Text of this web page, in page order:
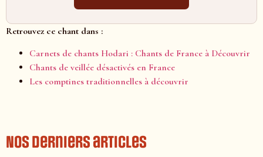
Retrouvez ce chant dans :
Carnets de chants Hodari : Chants de France à Découvrir
Chants de veillée désactivés en France
Les comptines traditionnelles à découvrir
Nos derniers articles